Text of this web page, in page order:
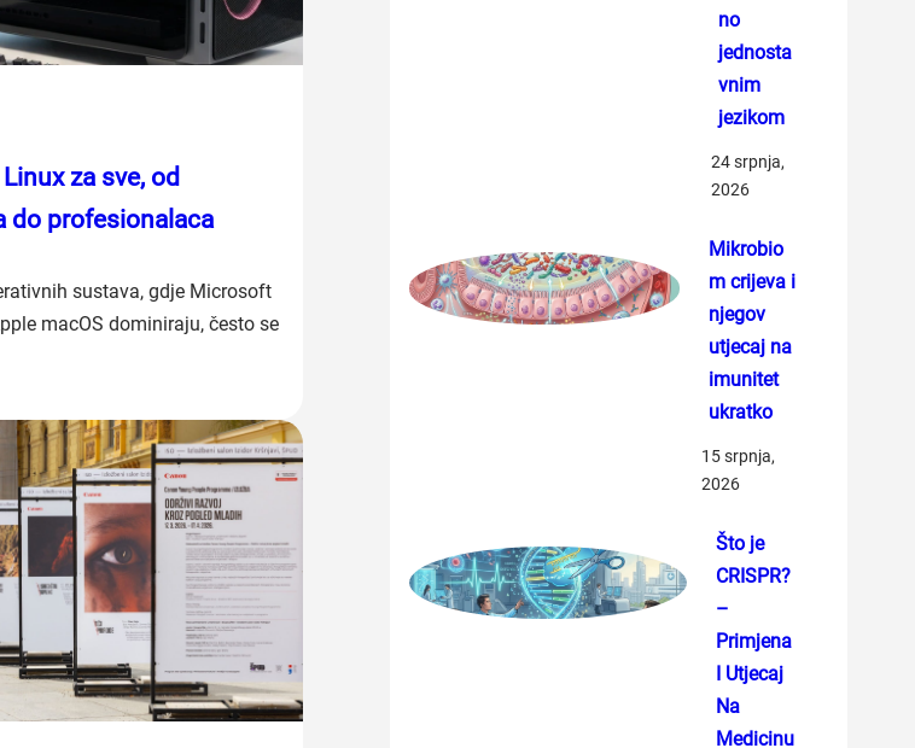
za sve, od
do profesionalaca
sustava, gdje Microsoft
macOS dominiraju, često se
no
jednosta
vnim
jezikom
24 srpnja,
2026
Mikrobio
m crijeva i
njegov
utjecaj na
imunitet
ukratko
15 srpnja,
2026
Što je
CRISPR?
–
Primjena
I Utjecaj
Na
Medicinu